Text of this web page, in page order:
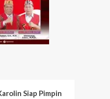
Siap Pimpin